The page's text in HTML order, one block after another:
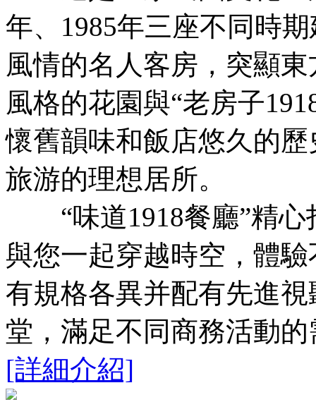
年、1985年三座不同時
風情的名人客房，突顯
風格的花園與“老房子
懷舊韻味和飯店悠久的
旅游的理想居所。
“味道1918餐廳”精心
與您一起穿越時空，體
有規格各異并配有先進
堂，滿足不同商務活動的
[詳細介紹]